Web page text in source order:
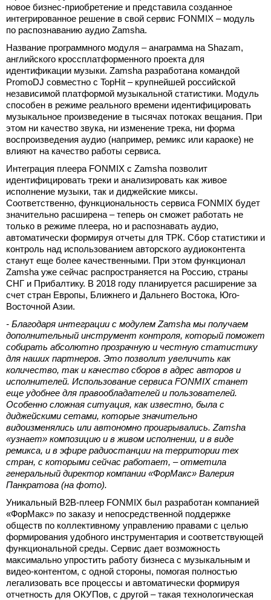
новое бизнес-приобретение и представила созданное
интегрированное решение в свой сервис FONMIX – модуль
по распознаванию аудио Zamsha.
Название программного модуля – анаграмма на Shazam,
английского кроссплатформенного проекта для
идентификации музыки. Zamsha разработана командой
PromoDJ совместно с TopHit – крупнейшей российской
независимой платформой музыкальной статистики. Модуль
способен в режиме реального времени идентифицировать
музыкальное произведение в тысячах потоках вещания. При
этом ни качество звука, ни изменение трека, ни форма
воспроизведения аудио (например, ремикс или караоке) не
влияют на качество работы сервиса.
Интеграция плеера FONMIX с Zamsha позволит
идентифицировать треки и анализировать как живое
исполнение музыки, так и диджейские миксы.
Соответственно, функциональность сервиса FONMIX будет
значительно расширена – теперь он сможет работать не
только в режиме плеера, но и распознавать аудио,
автоматически формируя отчеты для ТРК. Сбор статистики и
контроль над использованием авторского аудиоконтента
станут еще более качественными. При этом функционал
Zamsha уже сейчас распространяется на Россию, страны
СНГ и Прибалтику. В 2018 году планируется расширение за
счет стран Европы, Ближнего и Дальнего Востока, Юго-
Восточной Азии.
- Благодаря интеграции с модулем Zamsha мы получаем
дополнительный инструмент контроля, который поможет
собирать абсолютно прозрачную и честную статистику
для наших партнеров. Это позволит увеличить как
количество, так и качество сборов в адрес авторов и
исполнителей. Использование сервиса FONMIX станет
еще удобнее для правообладателей и пользователей.
Особенно сложная ситуация, как известно, была с
диджейскими сетами, которые значительно
видоизменялись или автономно проигрывались. Zamsha
«узнает» композицию и в живом исполнении, и в виде
ремикса, и в эфире радиостанции на территории тех
стран, с которыми сейчас работает, – отметила
генеральный директор компании «ФорМакс» Валерия
Панкратова (на фото).
Уникальный B2B-плеер FONMIX был разработан компанией
«ФорМакс» по заказу и непосредственной поддержке
обществ по коллективному управлению правами с целью
формирования удобного инструментария и соответствующей
функциональной среды. Сервис дает возможность
максимально упростить работу бизнеса с музыкальным и
видео-контентом, с одной стороны, помогая полностью
легализовать все процессы и автоматически формируя
отчетность для ОКУПов, с другой – такая технологическая